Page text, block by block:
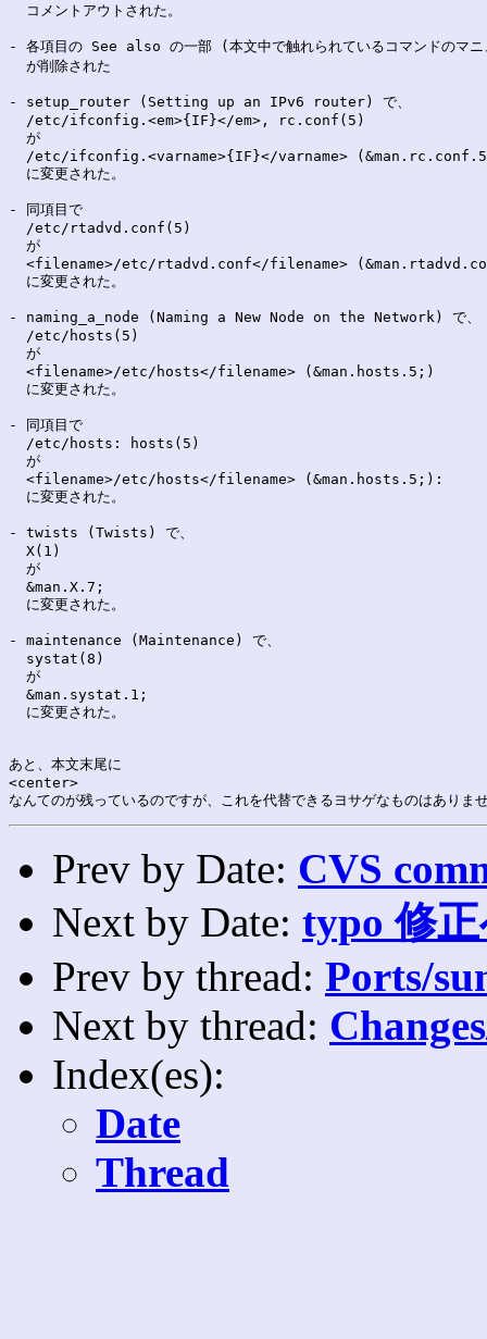
  コメントアウトされた。
- 各項目の See also の一部 (本文中で触れられているコマンドのマニ
  が削除された
- setup_router (Setting up an IPv6 router) で、
  /etc/ifconfig.<em>{IF}</em>, rc.conf(5)
  が
/etc/ifconfig.<varname>{IF}</varname>
  に変更された。
- 同項目で
  /etc/rtadvd.conf(5)
  が
<filename>/etc/rtadvd.conf</filename>
  に変更された。
- naming_a_node (Naming a New Node on the Network) で、
  /etc/hosts(5)
  が
  <filename>/etc/hosts</filename> (&man.hosts.5;)
  に変更された。
- 同項目で
  /etc/hosts: hosts(5)
  が
  <filename>/etc/hosts</filename> (&man.hosts.5;):
  に変更された。
- twists (Twists) で、
  X(1)
  が
  &man.X.7;
  に変更された。
- maintenance (Maintenance) で、
  systat(8)
  が
  &man.systat.1;
  に変更された。
あと、本文末尾に
<center>
Prev by Date: CVS
Next by Date: typo 修
Prev by thread: Ports/
Next by thread:
Index(es):
Date
Thread